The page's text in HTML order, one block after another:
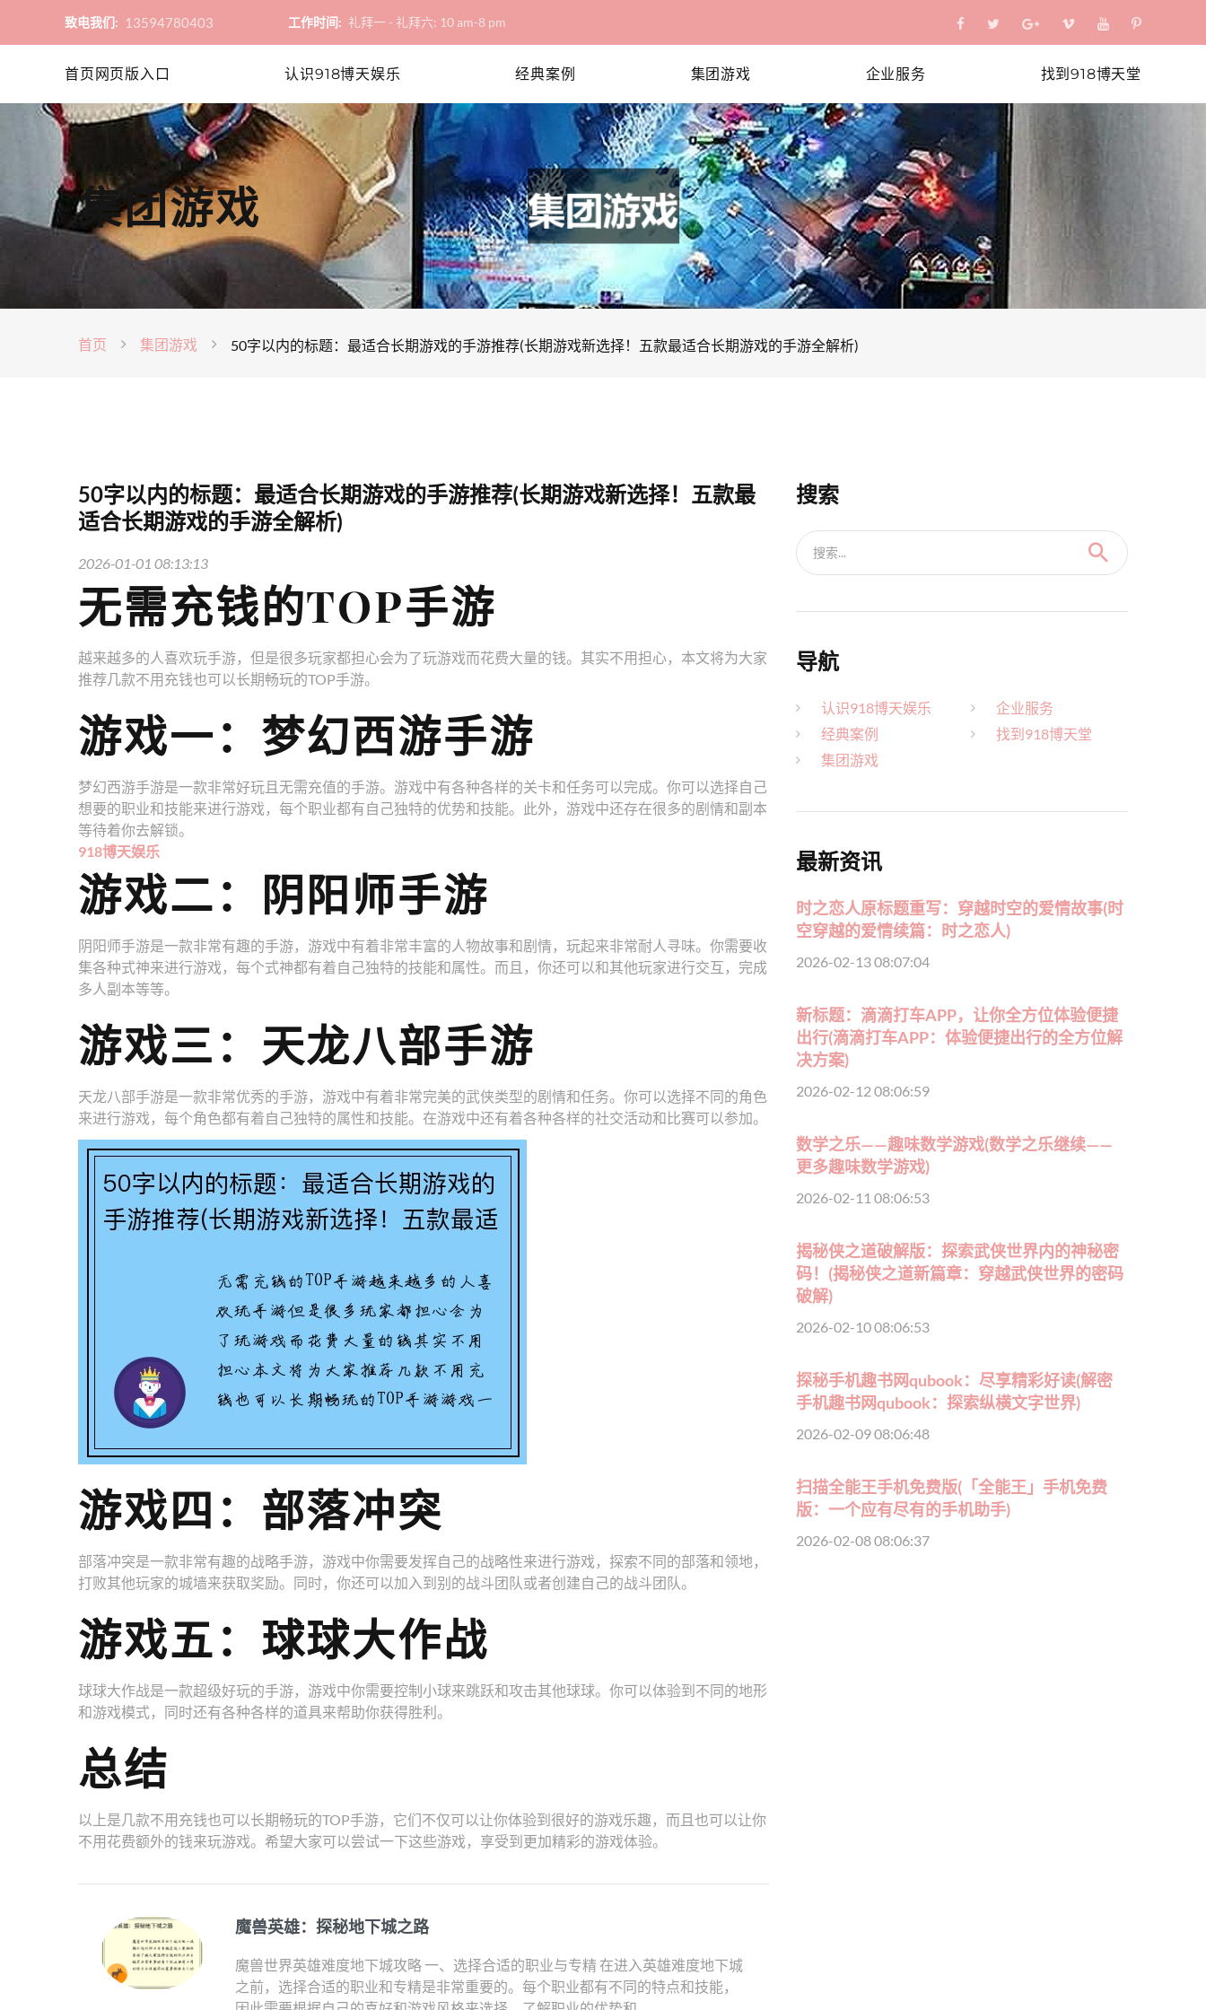
致电我们: 13594780403 工作时间: 礼拜一 - 礼拜六: 10 am-8 pm
首页网页版入口 认识918博天娱乐 经典案例 集团游戏 企业服务 找到918博天堂
集团游戏
首页 集团游戏 50字以内的标题：最适合长期游戏的手游推荐(长期游戏新选择！五款最适合长期游戏的手游全解析)
50字以内的标题：最适合长期游戏的手游推荐(长期游戏新选择！五款最
适合长期游戏的手游全解析)
2026-01-01 08:13:13
无需充钱的TOP手游
越来越多的人喜欢玩手游，但是很多玩家都担心会为了玩游戏而花费大量的钱。其实不用担心，本文将为大家
推荐几款不用充钱也可以长期畅玩的TOP手游。
游戏一：梦幻西游手游
梦幻西游手游是一款非常好玩且无需充值的手游。游戏中有各种各样的关卡和任务可以完成。你可以选择自己
想要的职业和技能来进行游戏，每个职业都有自己独特的优势和技能。此外，游戏中还存在很多的剧情和副本
等待着你去解锁。
918博天娱乐
游戏二：阴阳师手游
阴阳师手游是一款非常有趣的手游，游戏中有着非常丰富的人物故事和剧情，玩起来非常耐人寻味。你需要收
集各种式神来进行游戏，每个式神都有着自己独特的技能和属性。而且，你还可以和其他玩家进行交互，完成
多人副本等等。
游戏三：天龙八部手游
天龙八部手游是一款非常优秀的手游，游戏中有着非常完美的武侠类型的剧情和任务。你可以选择不同的角色
来进行游戏，每个角色都有着自己独特的属性和技能。在游戏中还有着各种各样的社交活动和比赛可以参加。
游戏四：部落冲突
部落冲突是一款非常有趣的战略手游，游戏中你需要发挥自己的战略性来进行游戏，探索不同的部落和领地，
打败其他玩家的城墙来获取奖励。同时，你还可以加入到别的战斗团队或者创建自己的战斗团队。
游戏五：球球大作战
球球大作战是一款超级好玩的手游，游戏中你需要控制小球来跳跃和攻击其他球球。你可以体验到不同的地形
和游戏模式，同时还有各种各样的道具来帮助你获得胜利。
总结
以上是几款不用充钱也可以长期畅玩的TOP手游，它们不仅可以让你体验到很好的游戏乐趣，而且也可以让你
不用花费额外的钱来玩游戏。希望大家可以尝试一下这些游戏，享受到更加精彩的游戏体验。
魔兽英雄：探秘地下城之路
魔兽世界英雄难度地下城攻略 一、选择合适的职业与专精 在进入英雄难度地下城
之前，选择合适的职业和专精是非常重要的。每个职业都有不同的特点和技能，
搜索
搜索...
导航
认识918博天娱乐
经典案例
集团游戏
企业服务
找到918博天堂
最新资讯
时之恋人原标题重写：穿越时空的爱情故事(时
空穿越的爱情续篇：时之恋人)
2026-02-13 08:07:04
新标题：滴滴打车APP，让你全方位体验便捷
出行(滴滴打车APP：体验便捷出行的全方位解
决方案)
2026-02-12 08:06:59
数学之乐——趣味数学游戏(数学之乐继续——
更多趣味数学游戏)
2026-02-11 08:06:53
揭秘侠之道破解版：探索武侠世界内的神秘密
码！(揭秘侠之道新篇章：穿越武侠世界的密码
破解)
2026-02-10 08:06:53
探秘手机趣书网qubook：尽享精彩好读(解密
手机趣书网qubook：探索纵横文字世界)
2026-02-09 08:06:48
扫描全能王手机免费版(「全能王」手机免费
版：一个应有尽有的手机助手)
2026-02-08 08:06:37